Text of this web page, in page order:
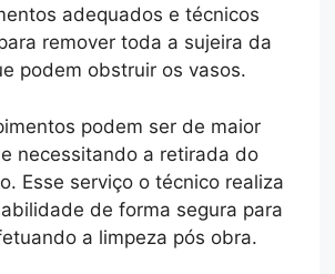
adequados e técnicos
remover toda a sujeira da
podem obstruir os vasos.
podem ser de maior
necessitando a retirada do
Esse serviço o técnico realiza
de forma segura para
a limpeza pós obra.